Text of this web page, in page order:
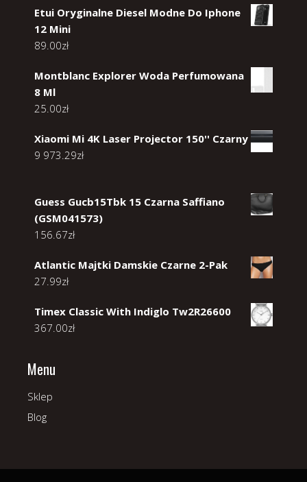
Etui Oryginalne Diesel Modne Do Iphone
12 Mini
89.00zł
Montblanc Explorer Woda Perfumowana
8 Ml
25.00zł
Xiaomi Mi 4K Laser Projector 150'' Czarny
9 973.29zł
Guess Gucb15Tbk 15 Czarna Saffiano
(GSM041573)
156.67zł
Atlantic Majtki Damskie Czarne 2-Pak
27.99zł
Timex Classic With Indiglo Tw2R26600
367.00zł
Menu
Sklep
Blog